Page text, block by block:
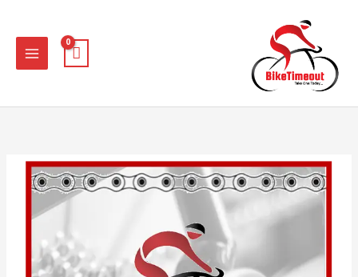
טווח
מחירים:
עד
כמות
4Chain
לניקוי